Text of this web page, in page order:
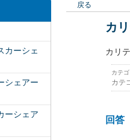
カーシェ
シェアー
ーシェア
戻る
カ
カリ
カテ
カテ
回答